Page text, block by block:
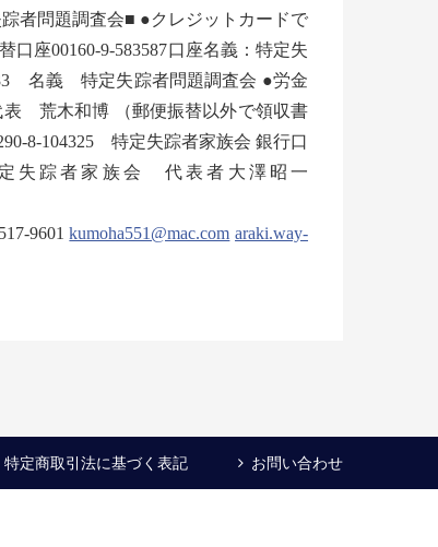
者問題調査会■ ●クレジットカードで
座00160-9-583587口座名義：特定失
名義 特定失踪者問題調査会 ●労金
荒木和博 （郵便振替以外で領収書
8-104325 特定失踪者家族会 銀行口
踪者家族会 代表者大澤昭一
9601kumoha551@mac.com araki.way-
特定商取引法に基づく表記 お問い合わせ